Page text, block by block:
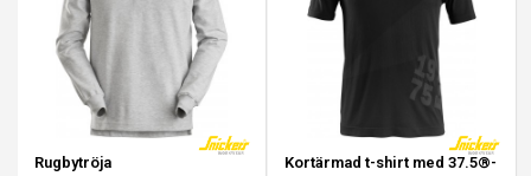
Rugbytröja
Kortärmad t-shirt med 37.5®-